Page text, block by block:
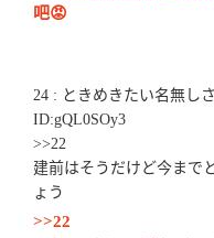
吧😡
24 : ときめきたい名無し
ID:gQL0SOy3
>>22
建前はそうだけど今まで
ょう
>>22